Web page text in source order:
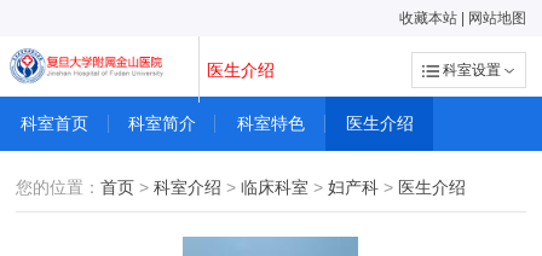
收藏本站 网站地图
医生介绍 科室设置
科室首页 科室简介 科室特色 医生介绍
您的位置：首页 >科室介绍 >临床科室 >妇产科 > 医生介绍